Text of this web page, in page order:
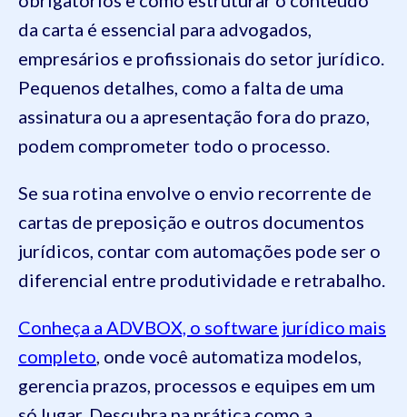
da carta é essencial para advogados,
empresários e profissionais do setor jurídico.
Pequenos detalhes, como a falta de uma
assinatura ou a apresentação fora do prazo,
podem comprometer todo o processo.
Se sua rotina envolve o envio recorrente de
cartas de preposição e outros documentos
jurídicos, contar com automações pode ser o
diferencial entre produtividade e retrabalho.
Conheça a ADVBOX, o software jurídico mais
completo , onde você automatiza modelos,
gerencia prazos, processos e equipes em um